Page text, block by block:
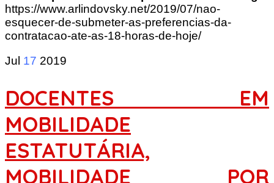
https://www.arlindovsky.net/2019/07/nao-
esquecer-de-submeter-as-preferencias-da-
contratacao-ate-as-18-horas-de-hoje/
Jul 17 2019
DOCENTES EM
MOBILIDADE
ESTATUTÁRIA,
MOBILIDADE POR